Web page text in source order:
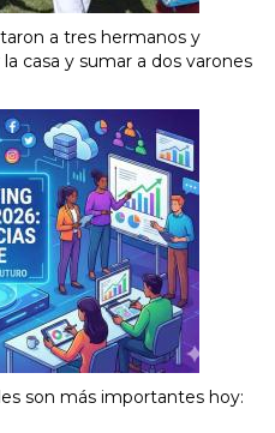
a tres hermanos y
casa y sumar a dos varones
son más importantes hoy: